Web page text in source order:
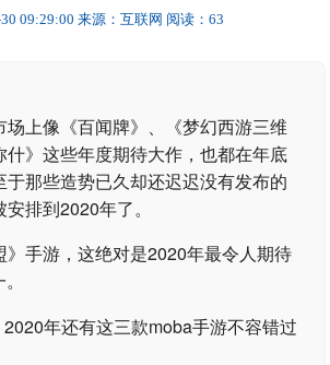
09:29:00 来源：互联网 阅读：63
场上像《百闻牌》、《梦幻西游三维
什》这些年度期待大作，也都在年底
于那些造势已久却还迟迟没有发布的
排到2020年了。
》手游，这绝对是2020年最令人期待